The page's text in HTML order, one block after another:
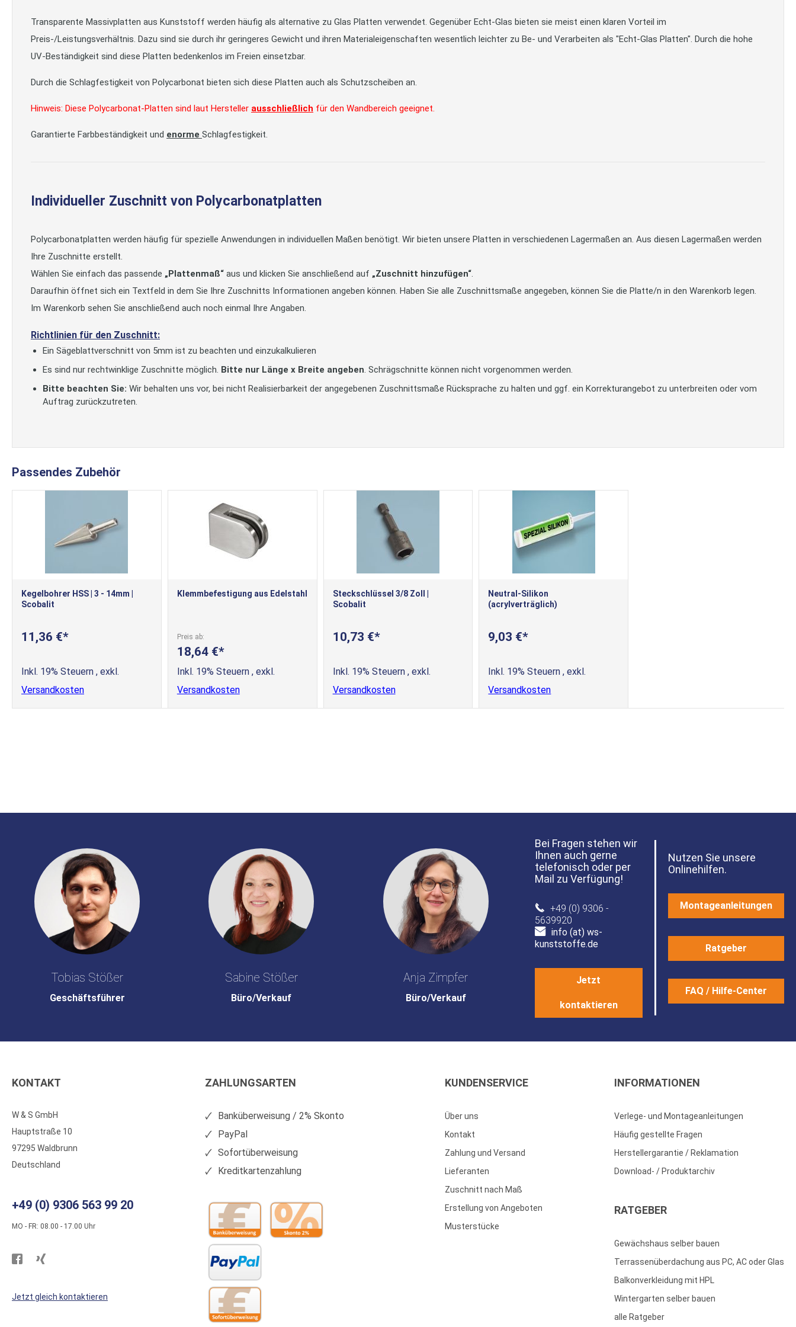
Transparente Massivplatten aus Kunststoff werden häufig als alternative zu Glas Platten verwendet. Gegenüber Echt-Glas bieten sie meist einen klaren Vorteil im
Preis-/Leistungsverhältnis. Dazu sind sie durch ihr geringeres Gewicht und ihren Materialeigenschaften wesentlich leichter zu Be- und Verarbeiten als "Echt-Glas Platten". Durch die hohe
UV-Beständigkeit sind diese Platten bedenkenlos im Freien einsetzbar.
Durch die Schlagfestigkeit von Polycarbonat bieten sich diese Platten auch als Schutzscheiben an.
Hinweis: Diese Polycarbonat-Platten sind laut Hersteller ausschließlich für den Wandbereich geeignet.
Garantierte Farbbeständigkeit und enorme Schlagfestigkeit.
Individueller Zuschnitt von Polycarbonatplatten
Polycarbonatplatten werden häufig für spezielle Anwendungen in individuellen Maßen benötigt. Wir bieten unsere Platten in verschiedenen Lagermaßen an. Aus diesen Lagermaßen werden
Ihre Zuschnitte erstellt.
Wählen Sie einfach das passende „Plattenmaß“ aus und klicken Sie anschließend auf „Zuschnitt hinzufügen“
Daraufhin öffnet sich ein Textfeld in dem Sie Ihre Zuschnitts Informationen angeben können. Haben Sie alle Zuschnittsmaße angegeben, können Sie die Platte/n in den Warenkorb legen.
Im Warenkorb sehen Sie anschließend auch noch einmal Ihre Angaben.
Richtlinien für den Zuschnitt:
Ein Sägeblattverschnitt von 5mm ist zu beachten und einzukalkulieren
Es sind nur rechtwinklige Zuschnitte möglich. Bitte nur Länge x Breite angeben . Schrägschnitte können nicht vorgenommen werden.
Bitte beachten Sie: Wir behalten uns vor, bei nicht Realisierbarkeit der angegebenen Zuschnittsmaße Rücksprache zu halten und ggf. ein Korrekturangebot zu unterbreiten oder vom
Auftrag zurückzutreten.
Passendes Zubehör
Kegelbohrer HSS | 3 - 14mm |
Scobalit
11,36 €
Inkl. 19% Steuern , exkl.
Versandkosten
Klemmbefestigung aus Edelstahl
Preis ab
18,64 €
Inkl. 19% Steuern , exkl.
Versandkosten
Steckschlüssel 3/8 Zoll |
Scobalit
10,73 €
Inkl. 19% Steuern , exkl.
Versandkosten
Neutral-Silikon
(acrylverträglich)
9,03 €
Inkl. 19% Steuern, exkl.
Versandkosten
Tobias Stößer
Geschäftsführer
Sabine Stößer
Büro/Verkauf
Anja Zimpfer
Büro/Verkauf
Bei Fragen stehen wir
Ihnen auch gerne
telefonisch oder per
Mail zu Verfügung!
+49 (0) 9306 -
5639920
info (at) ws-
kunststoffe.de
Jetzt
kontaktieren
Nutzen Sie unsere
Onlinehilfen.
Montageanleitungen
Ratgeber
FAQ / Hilfe-Center
KONTAKT
W & S GmbH
Hauptstraße 10
97295 Waldbrunn
Deutschland
+49 (0) 9306 563 99 20
MO - FR: 08.00 - 17.00 Uhr
Besuchen
WS
WS
Jetzt gleich kontaktieren
ZAHLUNGSARTEN
Banküberweisung / 2% Skonto
PayPal
Sofortüberweisung
Kreditkartenzahlung
KUNDENSERVICE
Über uns
Kontakt
Zahlung und Versand
Lieferanten
Zuschnitt nach Maß
Erstellung von Angeboten
Musterstücke
INFORMATIONEN
Verlege- und Montageanleitungen
Häufig gestellte Fragen
Herstellergarantie / Reklamation
Download- / Produktarchiv
RATGEBER
Gewächshaus selber bauen
Terrassenüberdachung aus PC, AC oder Glas
Balkonverkleidung mit HPL
Wintergarten selber bauen
alle Ratgeber